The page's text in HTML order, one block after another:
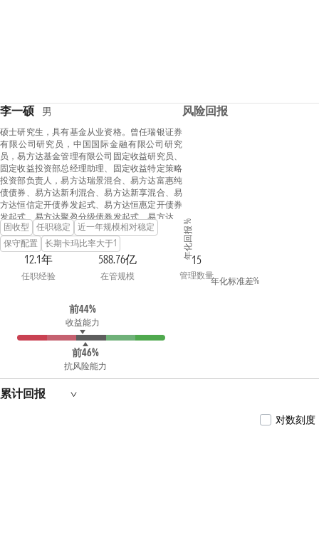
李一硕 男
硕士研究生，具有基金从业资格。曾任瑞银证券
有限公司研究员，中国国际金融有限公司研究
员，易方达基金管理有限公司固定收益研究员、
固定收益投资部总经理助理、固定收益特定策略
投资部负责人，易方达瑞景混合、易方达富惠纯
债债券、易方达新利混合、易方达新享混合、易
方达恒信定开债券发起式、易方达恒惠定开债券
发起式、易方达聚盈分级债券发起式、易方达恒
益定开债券发起式的基金经理。
固收型 任职稳定
近一年规模相对稳定
保守配置
长期卡玛比率大于1
12.1年
任职经验
588.76亿
在管规模
15
管理数量
前44%
收益能力
前46%
抗风险能力
风险回报
年化回报 %
年化标准差%
累计回报
对数刻度